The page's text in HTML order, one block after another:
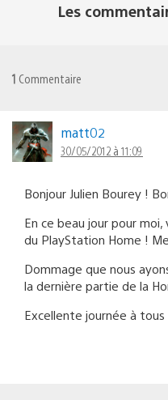
Les
1 Commentaire
matt02
30/05/2012 à 11:09
Bonjour Julien Bourey !
En ce beau jour pour
du PlayStation Home !
Dommage que nous
la dernière partie de la
Excellente journée à